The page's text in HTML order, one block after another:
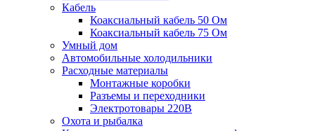
Кабель
Коаксиальный кабель 50 Ом
Коаксиальный кабель 75 Ом
Умный дом
Автомобильные холодильники
Расходные материалы
Монтажные коробки
Разъемы и переходники
Электротовары 220В
Охота и рыбалка